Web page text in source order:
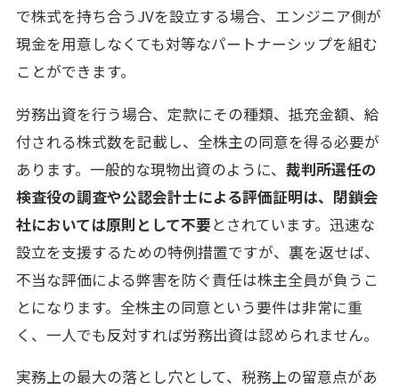
で株式を持ち合うJVを設立する場合、エンジニア側が
現金を用意しなくても対等なパートナーシップを組む
ことができます。
労務出資を行う場合、定款にその種類、抵充金額、給
付される株式数を記載し、全株主の同意を得る必要が
あります。一般的な現物出資のように、 裁判所選任の
検査役の調査や公認会計士による評価証明は、閉鎖会
社においては原則として不要とされています。迅速な
設立を支援するための特例措置ですが、裏を返せば、
不当な評価による弊害を防ぐ責任は株主全員が負うこ
とになります。全株主の同意という要件は非常に重
く、一人でも反対すれば労務出資は認められません。
実務上の最大の落とし穴として、税務上の留意点があ